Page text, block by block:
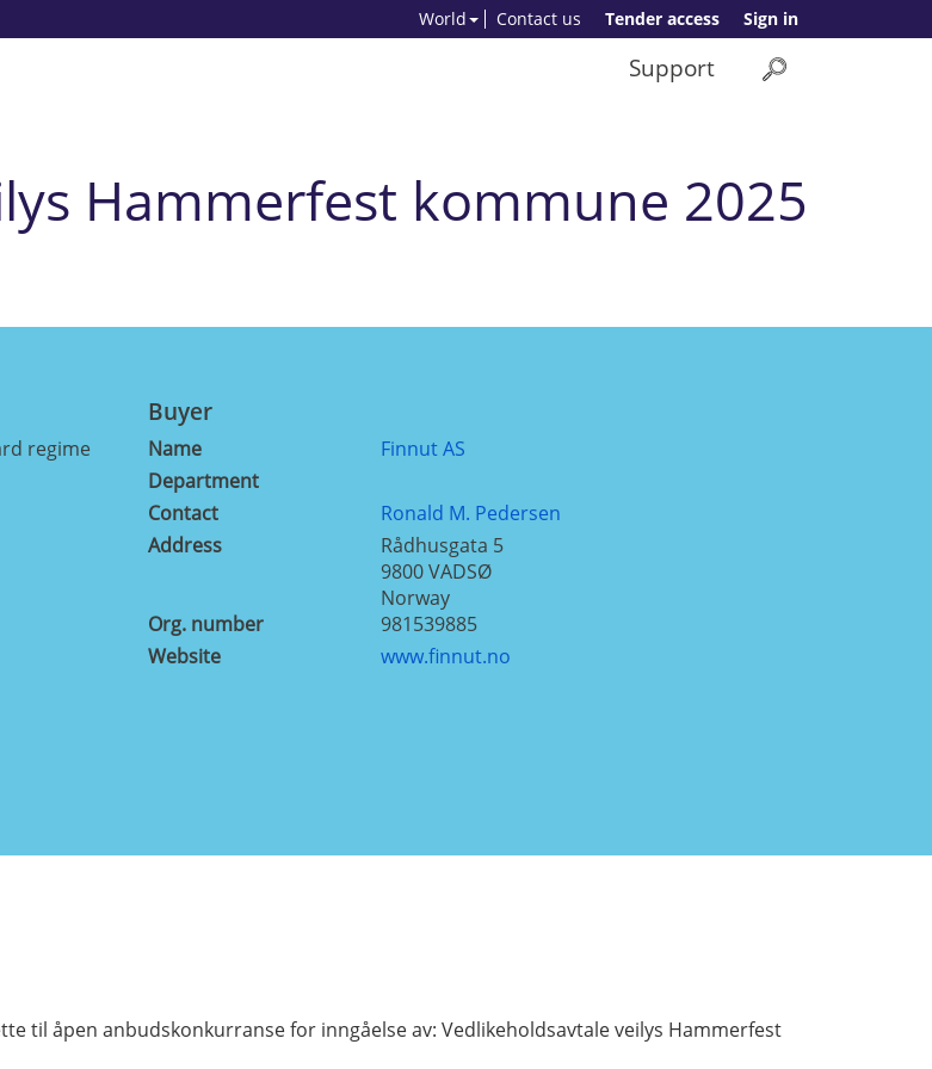
Sign in
Tender access
Contact us
World
Support
Hammerfest kommune 2025
regime
Buyer
Name
Finnut AS
Department
Contact
Ronald M. Pedersen
Address
Rådhusgata 5
9800VADSØ
Norway
Org. number
981539885
Website
www.finnut.no
til åpen anbudskonkurranse for inngåelse av: Vedlikeholdsavtale veilys Hammerfest